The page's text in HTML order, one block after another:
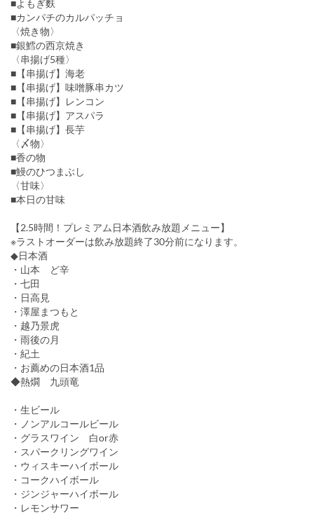
■よもぎ麩
■カンパチのカルパッチョ
〈焼き物〉
■銀鱈の西京焼き
〈串揚げ5種〉
■【串揚げ】海老
■【串揚げ】味噌豚串カツ
■【串揚げ】レンコン
■【串揚げ】アスパラ
■【串揚げ】長芋
〈〆物〉
■香の物
■鰻のひつまぶし
〈甘味〉
■本日の甘味
【2.5時間！プレミアム日本酒飲み放題メニュー】
※ラストオーダーは飲み放題終了30分前になります。
◆日本酒
・山本 ど辛
・七田
・日高見
・澤屋まつもと
・越乃景虎
・雨後の月
・紀土
・お薦めの日本酒1品
◆熱燗 九頭竜
・生ビール
・ノンアルコールビール
・グラスワイン 白or赤
・スパークリングワイン
・ウィスキーハイボール
・コークハイボール
・ジンジャーハイボール
・レモンサワー